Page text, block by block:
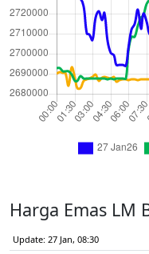
Harga Emas LM
Update: 27 Jan, 08:30